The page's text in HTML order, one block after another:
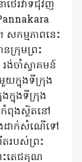
ថេរវាទជុំវិញ
កម្មភាពនេះ
ក្រុមព្រះ
ចាំស្វាគមន៍
យក្នុងទីក្រុង
ក្នុងទីក្រុង
ពុងស្ថិតនៅ
ងដាក់សំណើទៅ
តរបស់ព្រះ
រះតេជគុណ